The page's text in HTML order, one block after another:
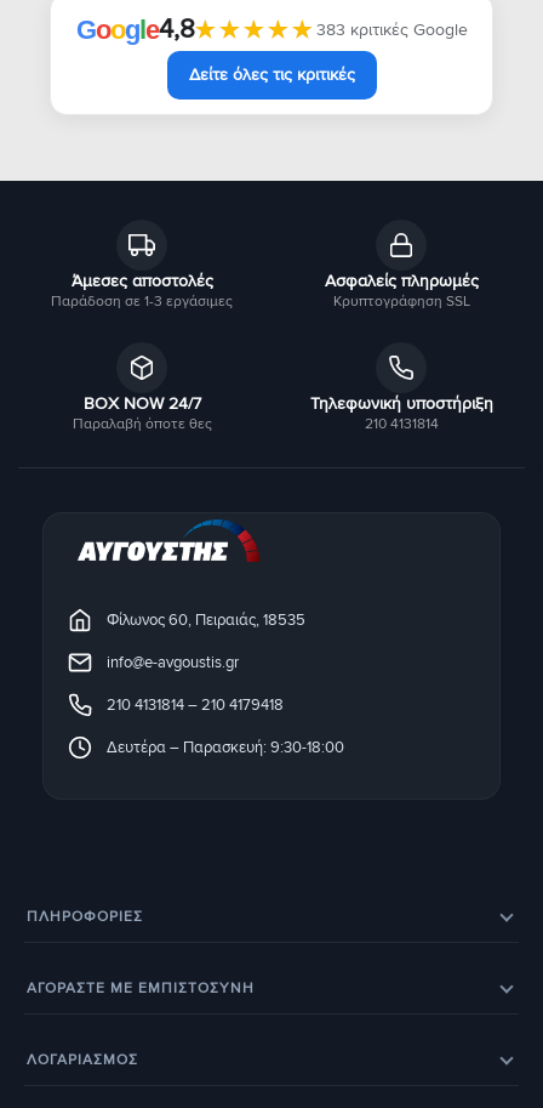
Άμεσες αποστολές
Παράδοση σε 1-3 εργάσιμες
Ασφαλείς πληρωμές
Κρυπτογράφηση SSL
BOX NOW 24/7
Παραλαβή όποτε θες
Τηλεφωνική υποστήριξη
210 4131814
Google4,8★★★★★
★★★★★ 383 κριτικές Google
Δείτε όλες τις κριτικές
Φίλωνος 60, Πειραιάς, 18535
info@e-avgoustis.gr
210 4131814–210 4179418
Δευτέρα – Παρασκευή: 9:30-18:00
ΠΛΗΡΟΦΟΡΊΕΣ
BOX NOW – Locker Pickup 24/7
ΑΓΟΡΑΣΤΕ ΜΕ ΕΜΠΙΣΤΟΣΥΝΗ
ΛΟΓΑΡΙΑΣΜΟΣ